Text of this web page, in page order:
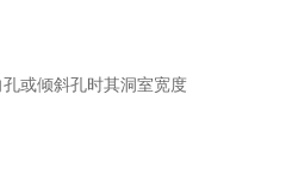
或倾斜孔时其洞室宽度